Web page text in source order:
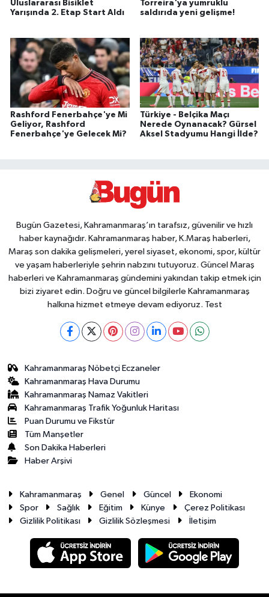
Uluslararası Bisiklet
Yarışında 2. Etap Start Aldı
Torreira'ya yumruklu
saldırıda yeni gelişme!
Rashford Fenerbahçe'ye Mi
Geliyor, Rashford
Fenerbahçe'ye Gelecek Mi?
Türkiye - Belçika Maçı
Nerede Oynanacak? Gürsel
Aksel Stadyumu Hangi İlde?
Bugün Gazetesi, Kahramanmaraş’ın tarafsız, güvenilir ve hızlı
haber kaynağıdır. Kahramanmaraş haber, K.Maraş haberleri,
Maraş son dakika gelişmeleri, yerel siyaset, ekonomi, spor, kültür
ve yaşam haberleriyle şehrin nabzını tutuyoruz. Güncel Maraş
haberleri ve Kahramanmaraş gündemini yakından takip etmek için
bizi ziyaret edin. Doğru ve güncel bilgilerle Kahramanmaraş
halkına hizmet etmeye devam ediyoruz. Test
Kahramanmaraş Nöbetçi Eczaneler
Kahramanmaraş Hava Durumu
Kahramanmaraş Namaz Vakitleri
Kahramanmaraş Trafik Yoğunluk Haritası
Puan Durumu ve Fikstür
Tüm Manşetler
Son Dakika Haberleri
Haber Arşivi
Kahramanmaraş Genel Güncel
Ekonomi
Spor
Sağlık Eğitim Künye
Çerez Politikası
Gizlilik Politikası
Gizlilik Sözleşmesi İletişim